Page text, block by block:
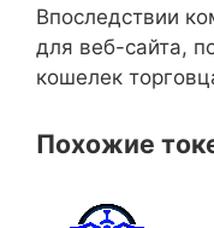
Впоследствии
для веб-сайта,
кошелек
Похожие